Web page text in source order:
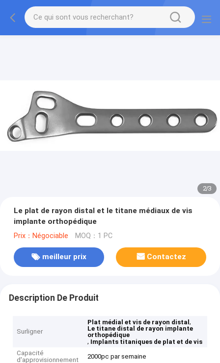
2/3
Le plat de rayon distal et le titane médiaux de vis
implante orthopédique
Prix：Négociable MOQ：1 PC
meilleur prix Contactez
Description De Produit
Surligner
Plat médial et vis de rayon distal,
Le titane distal de rayon implante
orthopédique
, Implants titaniques de plat et de vis
Capacité
d'approvisionnement
2000pc par semaine